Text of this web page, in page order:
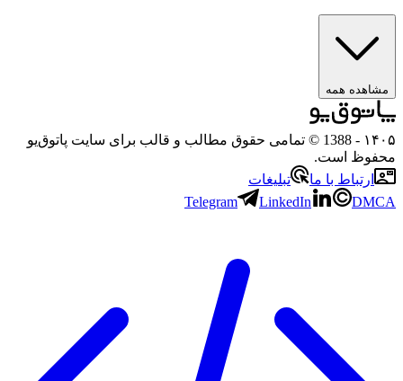
مشاهده همه
۱۴۰۵
- 1388 © تمامی حقوق مطالب و قالب برای سایت پاتوق‌یو
محفوظ است.
ارتباط با ما
تبلیغات
Telegram
LinkedIn DMCA